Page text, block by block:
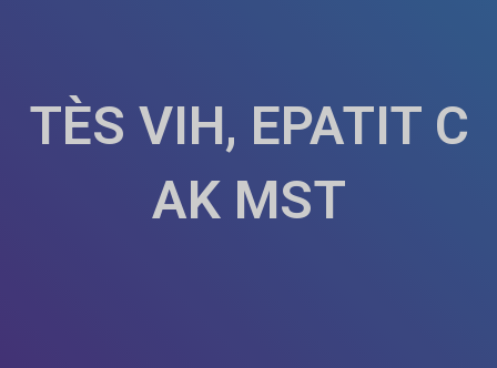
TÈS VIH, EPATIT C
AK MST